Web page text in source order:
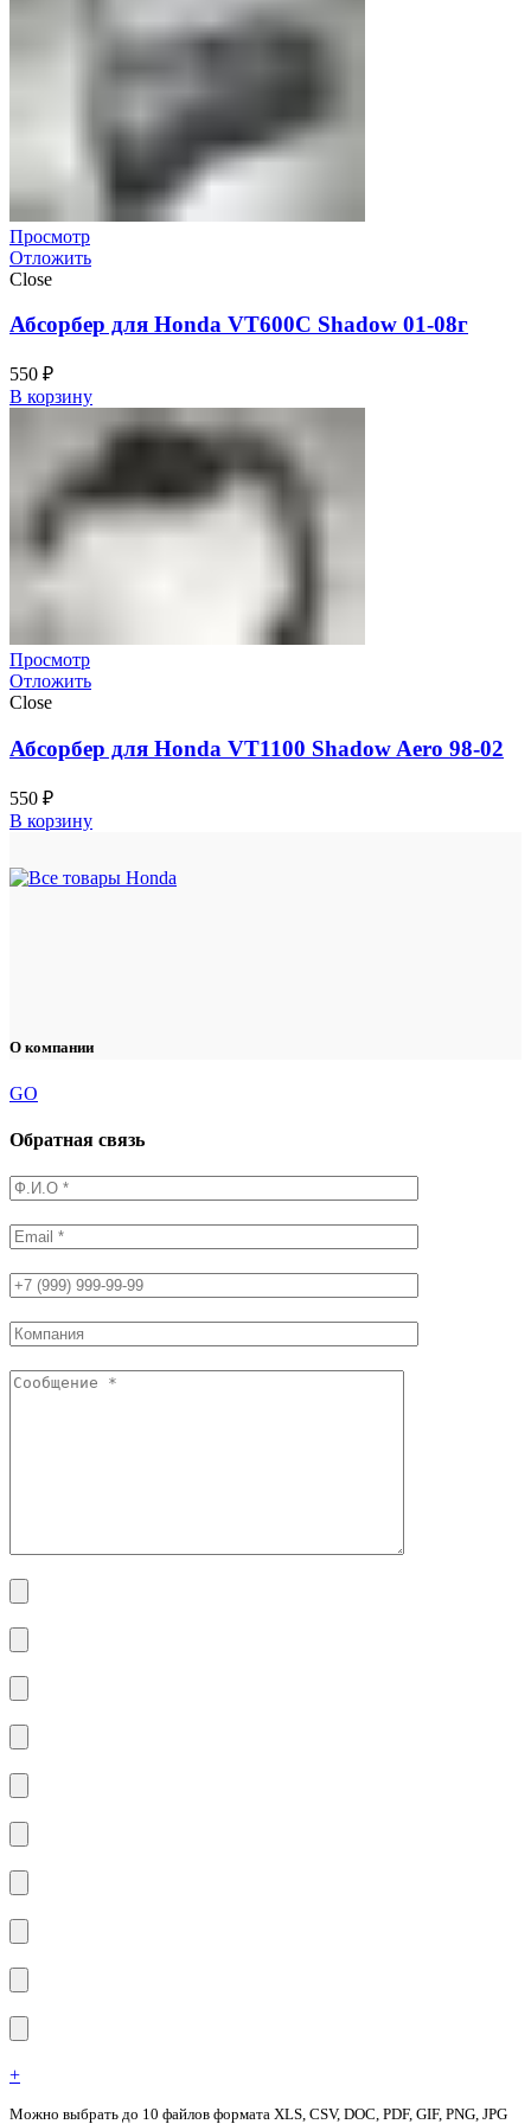
Просмотр
Отложить
Close
Абсорбер для Honda VT600C Shadow 01-08г
550 ₽
В корзину
Просмотр
Отложить
Close
Абсорбер для Honda VT1100 Shadow Aero 98-02
550 ₽
В корзину
О компании
GO
Обратная связь
+
Можно выбрать до 10 файлов формата XLS, CSV, DOC, PDF, GIF, PNG, JPG